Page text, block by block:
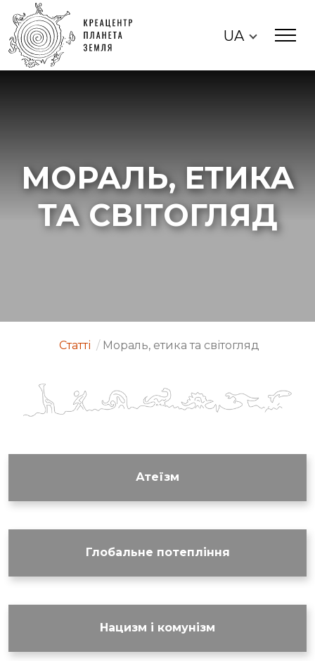
UA
МОРАЛЬ, ЕТИКА
ТА СВІТОГЛЯД
Статті / Мораль, етика та світогляд
Атеїзм
Глобальне потепління
Нацизм і комунізм